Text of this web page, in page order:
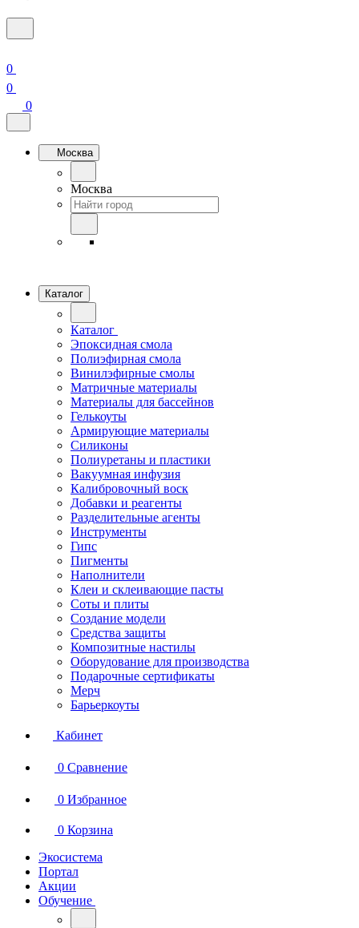
0
0
0
Москва
Москва
Каталог
Каталог
Эпоксидная смола
Полиэфирная смола
Винилэфирные смолы
Матричные материалы
Материалы для бассейнов
Гелькоуты
Армирующие материалы
Силиконы
Полиуретаны и пластики
Вакуумная инфузия
Калибровочный воск
Добавки и реагенты
Разделительные агенты
Инструменты
Гипс
Пигменты
Наполнители
Клеи и склеивающие пасты
Соты и плиты
Создание модели
Средства защиты
Композитные настилы
Оборудование для производства
Подарочные сертификаты
Мерч
Барьеркоуты
Кабинет
0 Сравнение
0 Избранное
0 Корзина
Экосистема
Портал
Акции
Обучение